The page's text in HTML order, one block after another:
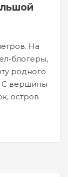
На
блогеры,
родного
С вершины
остров